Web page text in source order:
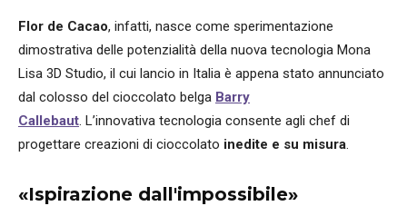
Flor de Cacao, infatti, nasce come sperimentazione
dimostrativa delle potenzialità della nuova tecnologia Mona
Lisa 3D Studio, il cui lancio in Italia è appena stato annunciato
dal colosso del cioccolato belga Barry
Callebaut. L’innovativa tecnologia consente agli chef di
progettare creazioni di cioccolato inedite e su misura.
«Ispirazione dall'impossibile»